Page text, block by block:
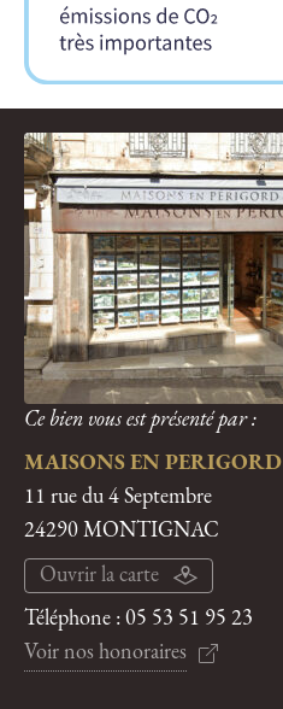
Ce bien vous est présenté par :
MAISONS EN PERIGORD
11 rue du 4 Septembre
24290 MONTIGNAC
Ouvrir la carte
Téléphone : 05 53 51 95 23
Voir nos honoraires